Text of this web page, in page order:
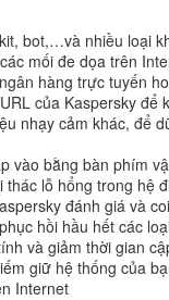
bot,…và nhiều loại
mối đe dọa trên
hàng trực tuyến
của Kaspersky để
nhạy cảm khác,
vào bằng bàn phím
lỗ hổng trong hệ
đánh giá và coi
hồi hầu hết các
và giảm thời gian
giữ hệ thống của
Internet